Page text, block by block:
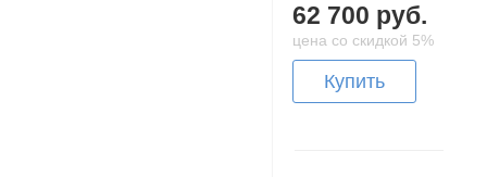
62 700 руб.
цена со скидкой 5%
Купить